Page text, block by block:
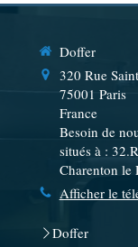
Doffer
320 Rue
75001 Paris
France
Besoin de
situés à :
Charenton le
Afficher le
Doffer